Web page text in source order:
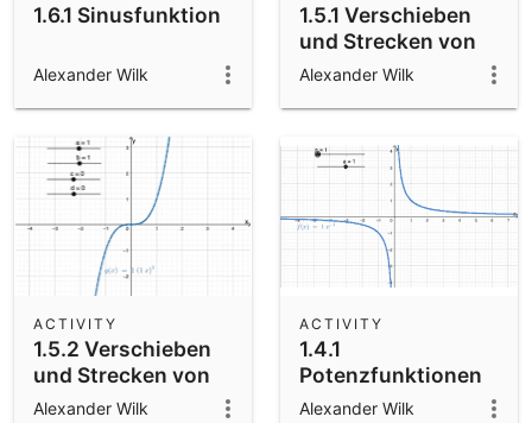
1.6.1 Sinusfunktion
Alexander Wilk
1.5.1 Verschieben
und Strecken von
Funktionsgraphen I
Alexander Wilk
1.5.2 Verschieben
und Strecken von
Funktionsgraphen
ACTIVITY
Alexander Wilk
1.4.1
Potenzfunktionen
mit negativem
ACTIVITY
Alexander Wilk